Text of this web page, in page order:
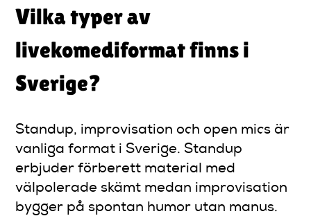
Vilka typer av
livekomediformat finns i
Sverige?
Standup, improvisation och open mics är
vanliga format i Sverige. Standup
erbjuder förberett material med
välpolerade skämt medan improvisation
bygger på spontan humor utan manus.